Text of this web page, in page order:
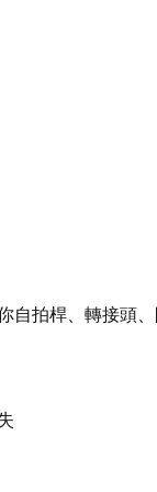
自拍桿、轉接頭